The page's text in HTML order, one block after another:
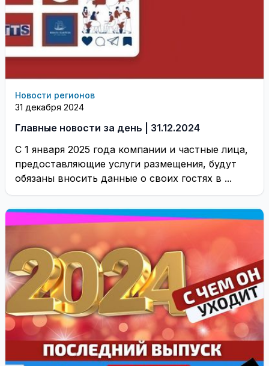
Новости регионов
31 декабря 2024
Главные новости за день | 31.12.2024
С 1 января 2025 года компании и частные лица,
предоставляющие услуги размещения, будут
обязаны вносить данные о своих гостях в ...